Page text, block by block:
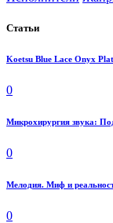
Статьи
Koetsu Blue Lace Onyx
0
Микрохирургия звука:
0
Мелодия. Миф и
0